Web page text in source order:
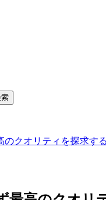
のクオリティを探求す